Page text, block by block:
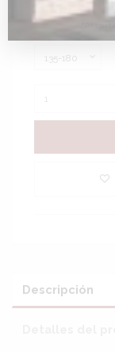
Altura total del
Descripción